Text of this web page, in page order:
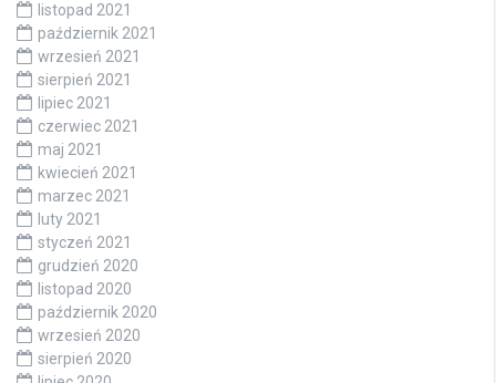
listopad 2021
październik 2021
wrzesień 2021
sierpień 2021
lipiec 2021
czerwiec 2021
maj 2021
kwiecień 2021
marzec 2021
luty 2021
styczeń 2021
grudzień 2020
listopad 2020
październik 2020
wrzesień 2020
sierpień 2020